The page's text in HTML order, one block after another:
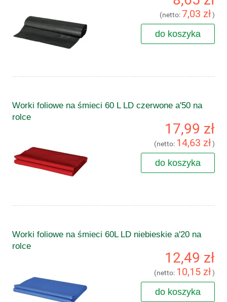
(netto:7,03 zł)
do koszyka
Worki foliowe na śmieci 60 L LD czerwone a'50 na
rolce
17,99 zł
(netto: 14,63 zł)
do koszyka
Worki foliowe na śmieci 60L LD niebieskie a'20 na
rolce
12,49 zł
(netto: 10,15 zł)
do koszyka